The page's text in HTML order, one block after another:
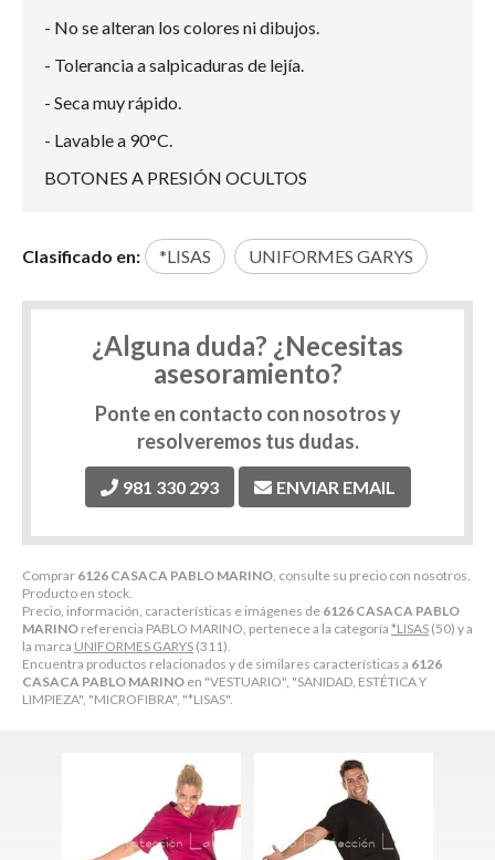
Comprar 6126 CASACA PABLO MARINO, consulte su precio con nosotros.
Producto en stock.
Precio, información, características e imágenes de 6126 CASACA PABLO
MARINO referencia PABLO MARINO, pertenece a la categoría *LISAS (50) y a
la marca UNIFORMES GARYS (311).
Encuentra productos relacionados y de similares características a 6126
CASACA PABLO MARINO en "VESTUARIO", "SANIDAD, ESTÉTICA Y
LIMPIEZA", "MICROFIBRA", "*LISAS".
- No se alteran los colores ni dibujos.
- Tolerancia a salpicaduras de lejía.
- Seca muy rápido.
- Lavable a 90°C.
BOTONES A PRESIÓN OCULTOS
Clasificado en: *LISAS UNIFORMES GARYS
¿Alguna duda? ¿Necesitas
asesoramiento?
Ponte en contacto con nosotros y
resolveremos tus dudas.
981 330 293 ENVIAR EMAIL